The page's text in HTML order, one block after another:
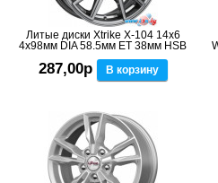
Литые диски Xtrike X-104 14x6
4x98мм DIA 58.5мм ET 38мм HSB
287,00р В корзину